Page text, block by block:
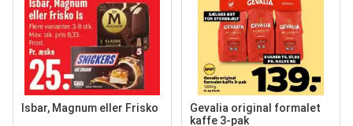
Isbar, Magnum eller Frisko
Gevalia original formalet
kaffe 3-pak